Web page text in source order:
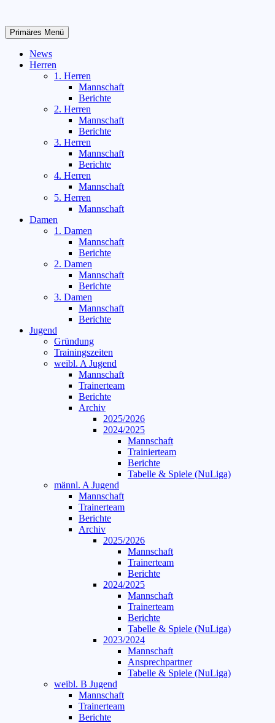
springen
Primäres Menü
News
Herren
1. Herren
Mannschaft
Berichte
2. Herren
Mannschaft
Berichte
3. Herren
Mannschaft
Berichte
4. Herren
Mannschaft
5. Herren
Mannschaft
Damen
1. Damen
Mannschaft
Berichte
2. Damen
Mannschaft
Berichte
3. Damen
Mannschaft
Berichte
Jugend
Gründung
Trainingszeiten
weibl. A Jugend
Mannschaft
Trainerteam
Berichte
Archiv
2025/2026
2024/2025
Mannschaft
Trainierteam
Berichte
Tabelle & Spiele (NuLiga)
männl. A Jugend
Mannschaft
Trainerteam
Berichte
Archiv
2025/2026
Mannschaft
Trainerteam
Berichte
2024/2025
Mannschaft
Trainerteam
Berichte
Tabelle & Spiele (NuLiga)
2023/2024
Mannschaft
Ansprechpartner
Tabelle & Spiele (NuLiga)
weibl. B Jugend
Mannschaft
Trainerteam
Berichte